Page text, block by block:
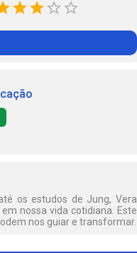
os estudos de Jung, Vera
nossa vida cotidiana. Este
nos guiar e transformar.